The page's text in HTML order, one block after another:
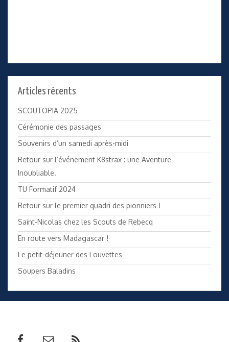
Articles récents
SCOUTOPIA 2025
Cérémonie des passages
Souvenirs d’un samedi après-midi
Retour sur l’événement K8strax : une Aventure
Inoubliable.
TU Formatif 2024
Retour sur le premier quadri des pionniers !
Saint-Nicolas chez les Scouts de Rebecq
En route vers Madagascar !
Le petit-déjeuner des Louvettes
Soupers Baladins